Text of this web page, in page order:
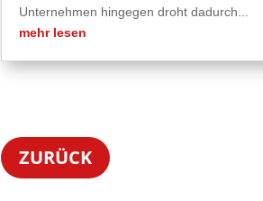
Unternehmen hingegen droht dadurch...
mehr lesen
ZURÜCK